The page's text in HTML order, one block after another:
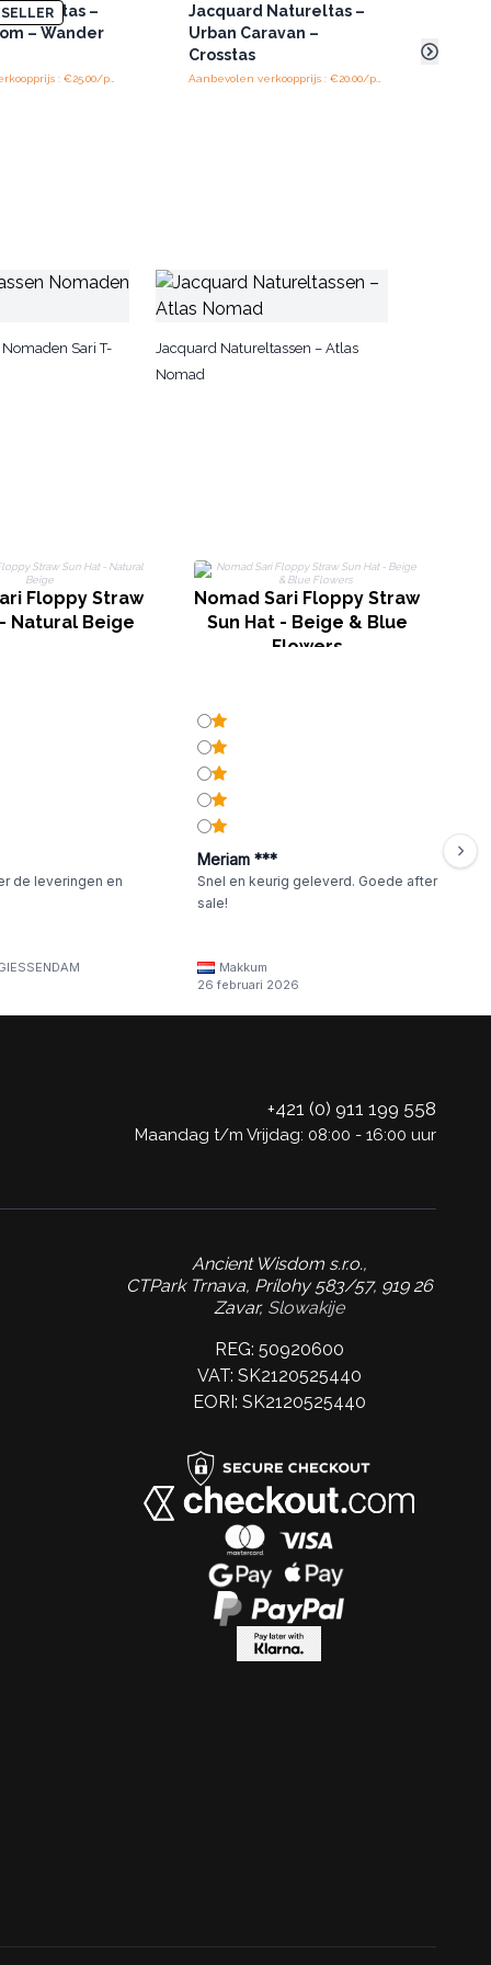
–
– Wander
Jacquard Natureltas –
Urban Caravan –
Crosstas
Aanbevolen verkoopprijs : €20.00/piece
Sari T-
Jacquard Natureltassen – Atlas
Nomad
Floppy Straw
Natural Beige
Nomad Sari Floppy Straw
Sun Hat - Beige & Blue
Flowers
de leveringen en
Meriam ***
Snel en keurig geleverd. Goede after
sale!
Makkum
26 februari 2026
+421 (0) 911 199 558
Maandag t/m Vrijdag: 08:00 - 16:00 uur
Ancient Wisdom s.r.o.,
CTPark Trnava, Prílohy 583/57, 919 26
Zavar, Slowakije
REG: 50920600
VAT: SK2120525440
EORI: SK2120525440